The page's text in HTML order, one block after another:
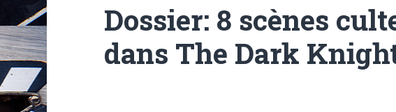
Dossier: 8 scènes
dans The Dark